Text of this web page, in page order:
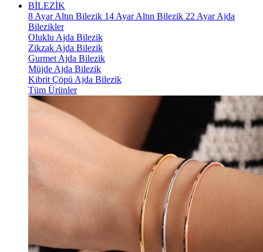
BİLEZİK
8 Ayar Altın Bilezik 14 Ayar Altın Bilezik 22 Ayar Ajda
Bilezikler
Oluklu Ajda Bilezik
Zikzak Ajda Bilezik
Gurmet Ajda Bilezik
Müjde Ajda Bilezik
Kibrit Çöpü Ajda Bilezik
Tüm Ürünler